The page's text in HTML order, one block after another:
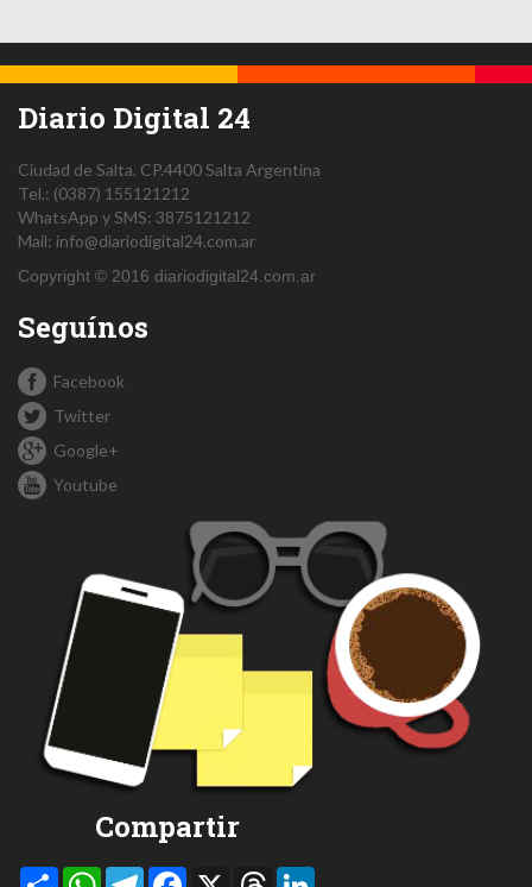
Diario Digital 24
Ciudad de Salta. CP.4400Salta Argentina
Tel.: (0387) 155121212
WhatsApp y SMS: 3875121212
Mail: info@diariodigital24.com.ar
Copyright © 2016 diariodigital24.com.ar
Seguínos
Facebook
Twitter
Google+
Youtube
Compartir
CompartirWhatsAppTelegramFacebook Threads